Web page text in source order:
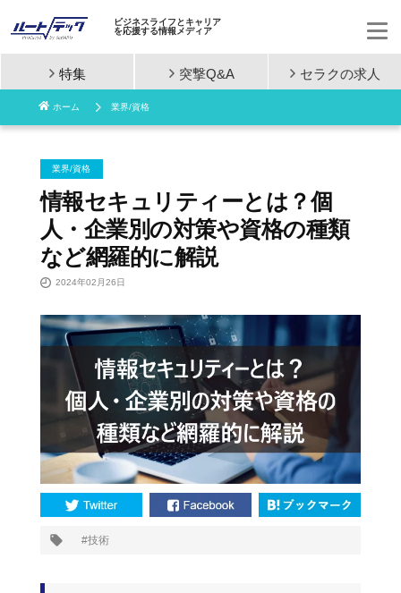
コ
ン
ビジネスライフとキャリア
を応援する情報メディア
特集 突撃Q&A セラクの求人
ホーム 業界/資格
業界/資格
情報セキュリティーとは？個
人・企業別の対策や資格の種類
など網羅的に解説
2024年02月26日
技術